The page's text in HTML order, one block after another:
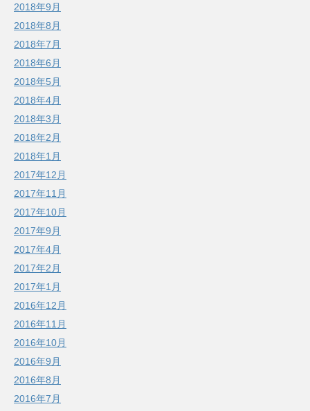
2018年9月
2018年8月
2018年7月
2018年6月
2018年5月
2018年4月
2018年3月
2018年2月
2018年1月
2017年12月
2017年11月
2017年10月
2017年9月
2017年4月
2017年2月
2017年1月
2016年12月
2016年11月
2016年10月
2016年9月
2016年8月
2016年7月